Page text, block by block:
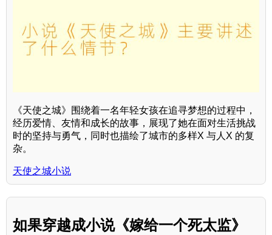
《天使之城》围绕着一名年轻女孩在追寻梦想的过程中，
经历爱情、友情和成长的故事，展现了她在面对生活挑战
时的坚持与勇气，同时也描绘了城市的多样X 与人X 的复
杂。
天使之城小说
如果穿越成小说《嫁给一个死太监》